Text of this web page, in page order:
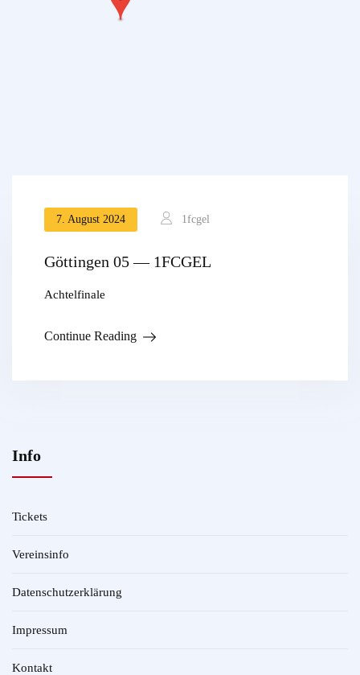
7. August 2024 1fcgel
Göttingen 05 — 1FCGEL
Achtelfinale
Continue Reading
Info
Tickets
Vereinsinfo
Datenschutzerklärung
Impressum
Kontakt